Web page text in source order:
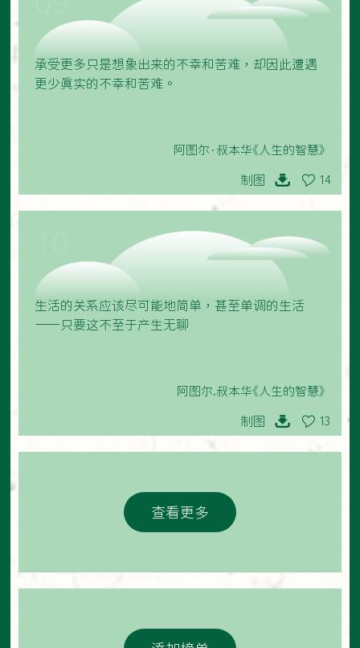
承受更多只是想象出来的不幸和苦难，却因此遭遇
更少真实的不幸和苦难。
阿图尔·叔本华《人生的智慧》
制图 14
生活的关系应该尽可能地简单，甚至单调的生活
——只要这不至于产生无聊
阿图尔.叔本华《人生的智慧》
制图 13
查看更多